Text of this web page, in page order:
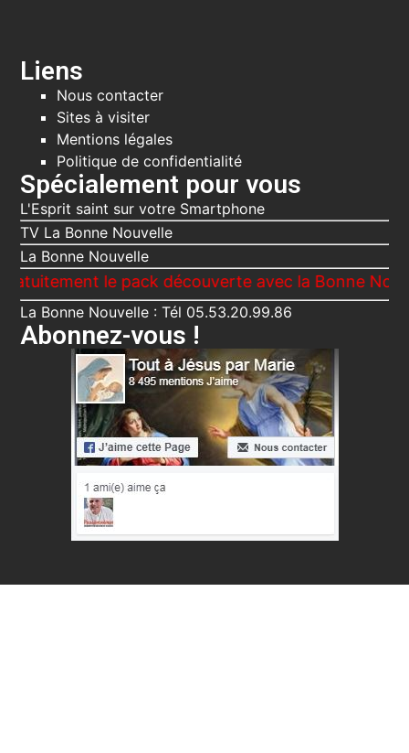
Liens
Nous contacter
Sites à visiter
Mentions légales
Politique de confidentialité
Spécialement pour vous
L'Esprit saint sur votre Smartphone
TV La Bonne Nouvelle
La Bonne Nouvelle
le pack découverte avec la Bonne Nouvelle,
La Bonne Nouvelle : Tél 05.53.20.99.86
Abonnez-vous !